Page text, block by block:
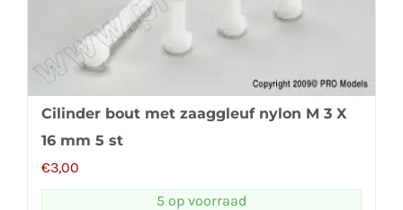
Cilinder bout met zaaggleuf nylon M 3 X
16 mm 5 st
€3,00
5 op voorraad